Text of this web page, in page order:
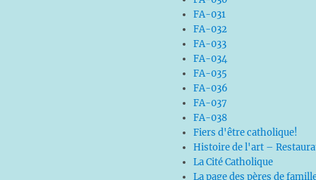
FA-031
FA-032
FA-033
FA-034
FA-035
FA-036
FA-037
FA-038
Fiers d'être catholique!
Histoire de l'art –
La Cité Catholique
La page des pères de